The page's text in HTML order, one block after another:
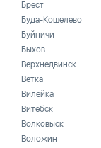
Брест
Буда-Кошелево
Буйничи
Быхов
Верхнедвинск
Ветка
Вилейка
Витебск
Волковыск
Воложин